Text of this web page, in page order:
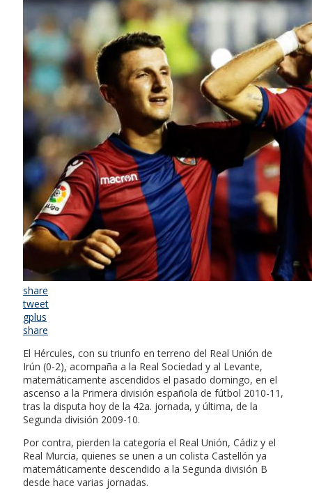
share
tweet
gplus
share
El Hércules, con su triunfo en terreno del Real Unión de
Irún (0-2), acompaña a la Real Sociedad y al Levante,
matemáticamente ascendidos el pasado domingo, en el
ascenso a la Primera división española de fútbol 2010-11,
tras la disputa hoy de la 42a. jornada, y última, de la
Segunda división 2009-10.
Por contra, pierden la categoría el Real Unión, Cádiz y el
Real Murcia, quienes se unen a un colista Castellón ya
matemáticamente descendido a la Segunda división B
desde hace varias jornadas.